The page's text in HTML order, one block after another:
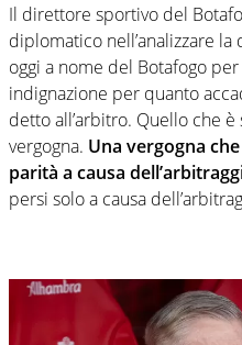
Il direttore sportivo del
diplomatico nell’analizzare la
oggi a nome del Botafogo
indignazione per quanto
detto all’arbitro. Quello che è
vergogna. Una vergogna
parità a causa
persi solo a causa